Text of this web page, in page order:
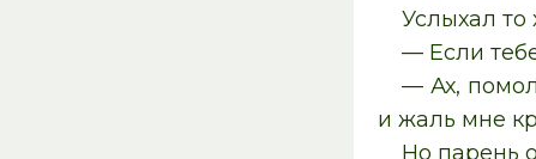
Услыхал то
— Если
— Ах,
и жаль мне
Но парень